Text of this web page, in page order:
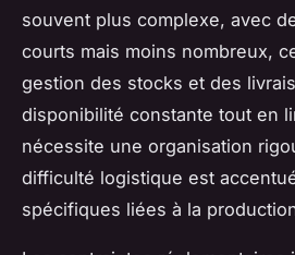
souvent plus complexe, avec
courts mais moins nombreux,
gestion des stocks et des
disponibilité constante tout en
nécessite une organisation
difficulté logistique est
spécifiques liées à la